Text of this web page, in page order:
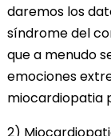
daremos los
síndrome del
que a menudo
emociones
miocardiopatia
2)